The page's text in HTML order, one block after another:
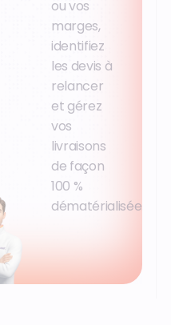
ou vos
marges,
identifiez
les devis à
relancer
et gérez
vos
livraisons
de façon
100 %
dématérialisée.